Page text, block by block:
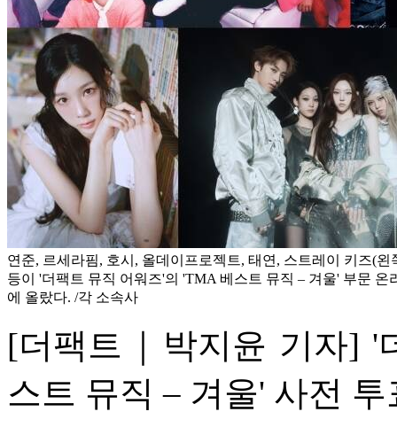
연준, 르세라핌, 호시, 올데이프로젝트, 태연, 스트레이 키즈(왼
등이 '더팩트 뮤직 어워즈'의 'TMA 베스트 뮤직 – 겨울' 부문 온
에 올랐다. /각 소속사
[더팩트｜박지윤 기자] '
스트 뮤직 – 겨울' 사전